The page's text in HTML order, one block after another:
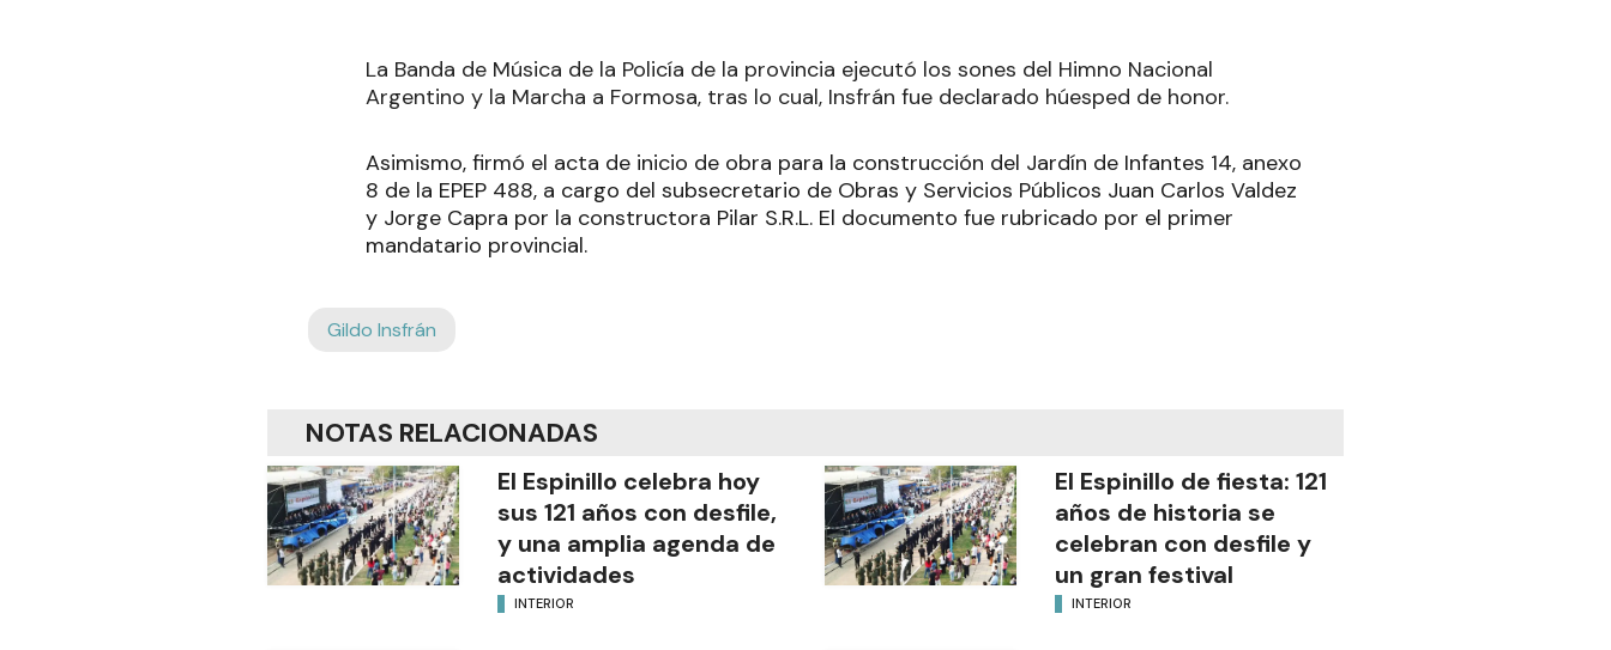
La Banda de Música de la Policía de la provincia ejecutó los sones del Himno Nacional
Argentino y la Marcha a Formosa, tras lo cual, Insfrán fue declarado húesped de honor.
Asimismo, firmó el acta de inicio de obra para la construcción del Jardín de Infantes 14, anexo
8 de la EPEP 488, a cargo del subsecretario de Obras y Servicios Públicos Juan Carlos Valdez
y Jorge Capra por la constructora Pilar S.R.L. El documento fue rubricado por el primer
mandatario provincial.
Gildo Insfrán
NOTAS RELACIONADAS
El Espinillo celebra hoy
sus 121 años con desfile,
y una amplia agenda de
actividades
INTERIOR
El Espinillo de fiesta: 121
años de historia se
celebran con desfile y
un gran festival
INTERIOR